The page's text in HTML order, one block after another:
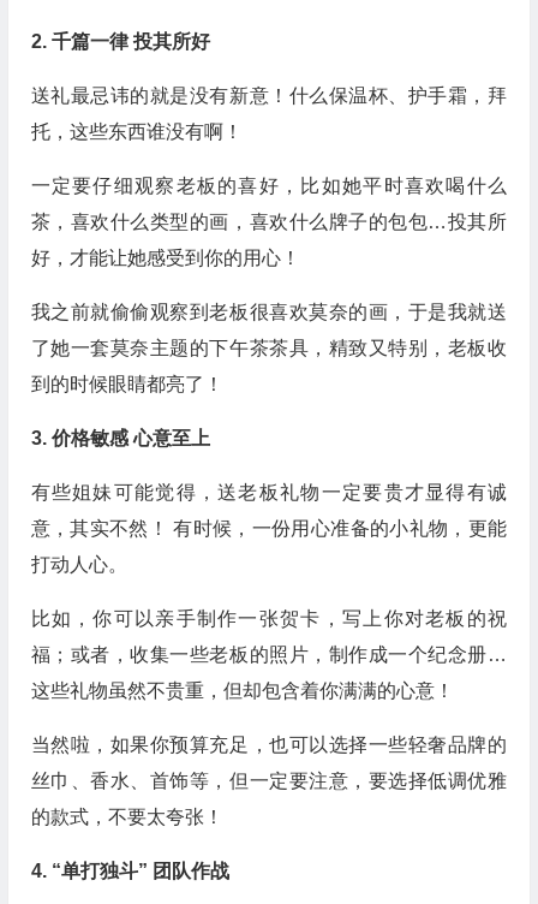
2. 千篇一律 投其所好
送礼最忌讳的就是没有新意！什么保温杯、护手霜，拜
托，这些东西谁没有啊！
一定要仔细观察老板的喜好，比如她平时喜欢喝什么
茶，喜欢什么类型的画，喜欢什么牌子的包包…投其所
好，才能让她感受到你的用心！
我之前就偷偷观察到老板很喜欢莫奈的画，于是我就送
了她一套莫奈主题的下午茶茶具，精致又特别，老板收
到的时候眼睛都亮了！
3. 价格敏感 心意至上
有些姐妹可能觉得，送老板礼物一定要贵才显得有诚
意，其实不然！ 有时候，一份用心准备的小礼物，更能
打动人心。
比如，你可以亲手制作一张贺卡，写上你对老板的祝
福；或者，收集一些老板的照片，制作成一个纪念册…
这些礼物虽然不贵重，但却包含着你满满的心意！
当然啦，如果你预算充足，也可以选择一些轻奢品牌的
丝巾、香水、首饰等，但一定要注意，要选择低调优雅
的款式，不要太夸张！
4. “单打独斗” 团队作战